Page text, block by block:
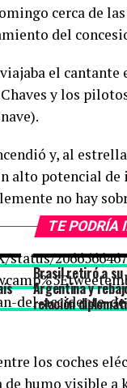
cerca de
del
el
y los
y, al
alto potencial
no hay
del-accidente-
los coches
de humo visible
TE PODRÍA
Brasil retiró a su
Argentina y
relación